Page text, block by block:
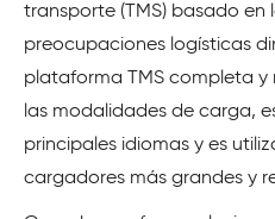
transporte (TMS) basado
preocupaciones logísticas
plataforma TMS completa
las modalidades de carga,
principales idiomas y es
cargadores más grandes y